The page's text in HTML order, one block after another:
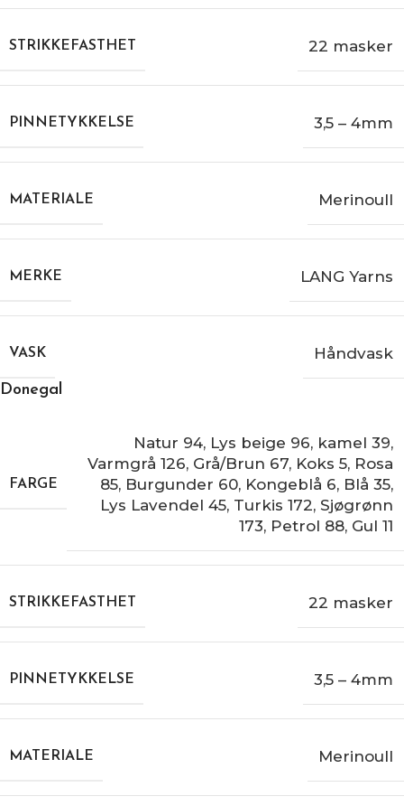
STRIKKEFASTHET 22 masker
PINNETYKKELSE 3,5 – 4mm
MATERIALE Merinoull
MERKE LANG Yarns
VASK Håndvask
Donegal
FARGE
Natur 94, Lys beige 96, kamel 39,
Varmgrå 126, Grå/Brun 67, Koks 5, Rosa
85, Burgunder 60, Kongeblå 6, Blå 35,
Lys Lavendel 45, Turkis 172, Sjøgrønn
173, Petrol 88, Gul 11
STRIKKEFASTHET 22 masker
PINNETYKKELSE 3,5 – 4mm
MATERIALE Merinoull